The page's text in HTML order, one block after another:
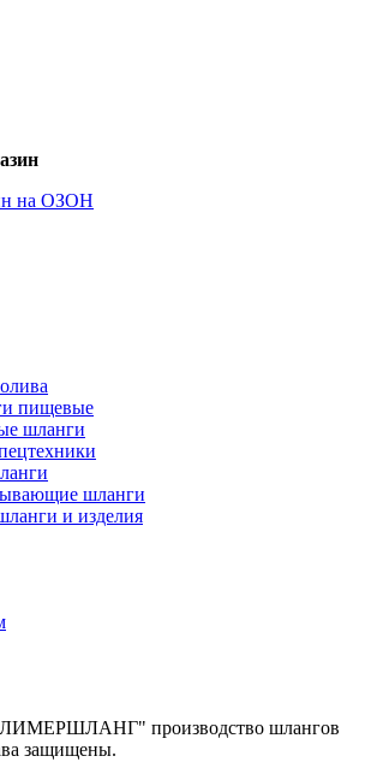
пищевые
шланги
шланги
и изделия
производство шлангов
защищены.